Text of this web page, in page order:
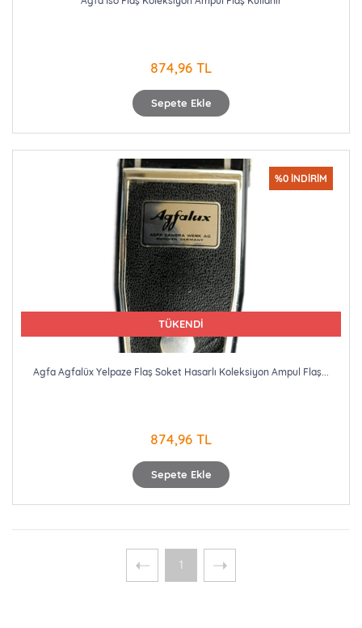
Sepete Ekle
874,96 TL
Sepete Ekle
TÜKENDİ
%0 İNDİRİM
Agfa Agfalüx Yelpaze Flaş Soket Hasarlı Koleksiyon Ampul Flaş...
874,96 TL
1